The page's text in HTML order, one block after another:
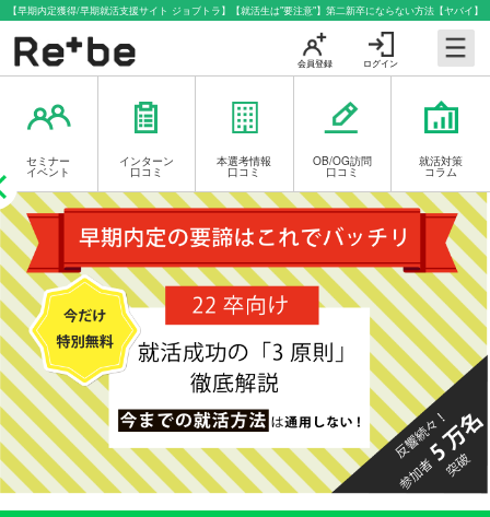
【早期内定獲得/早期就活支援サイト ジョブトラ】【就活生は"要注意"】第二新卒にならない方法【ヤバイ】
ログイン
会員登録
セミナー
イベント
インターン
口コミ
本選考情報
口コミ
OB/OG訪問
口コミ
就活対策
コラム